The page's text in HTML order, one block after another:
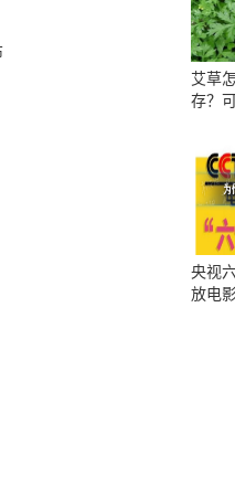
艾草
存？
央视
放电